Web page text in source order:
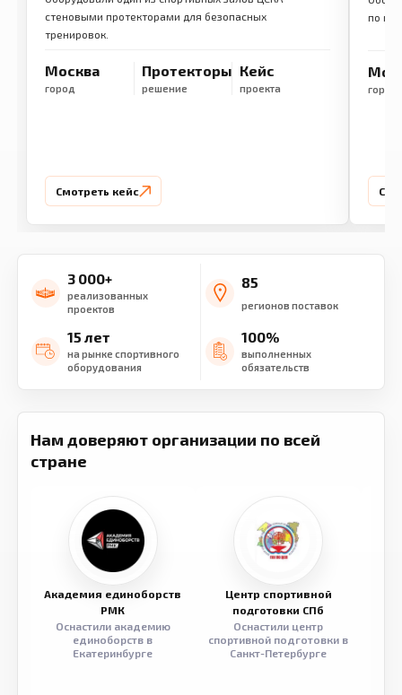
стеновыми протекторами для безопасных
тренировок.
Москва
город
Протекторы
решение
Кейс
проекта
Смотреть кейс
по
город
3 000+
реализованных
проектов
85
регионов поставок
15 лет
на рынке спортивного
оборудования
100%
выполненных
обязательств
Нам доверяют организации по всей
стране
Академия единоборств
РМК
Оснастили академию
единоборств в
Екатеринбурге
Центр спортивной
подготовки СПб
Оснастили центр
спортивной подготовки в
Санкт-Петербурге